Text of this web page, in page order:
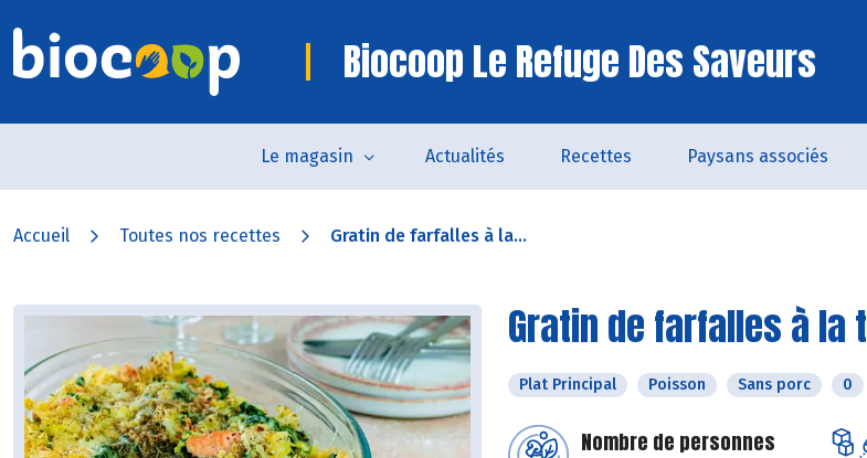
Biocoop Le Refuge Des Saveurs
Le magasin Actualités Recettes Paysans associés
Accueil Toutes nos recettes Gratin de farfalles à la...
Gratin de farfalles à la
Plat Principal Poisson Sans porc 0
Nombre de personnes